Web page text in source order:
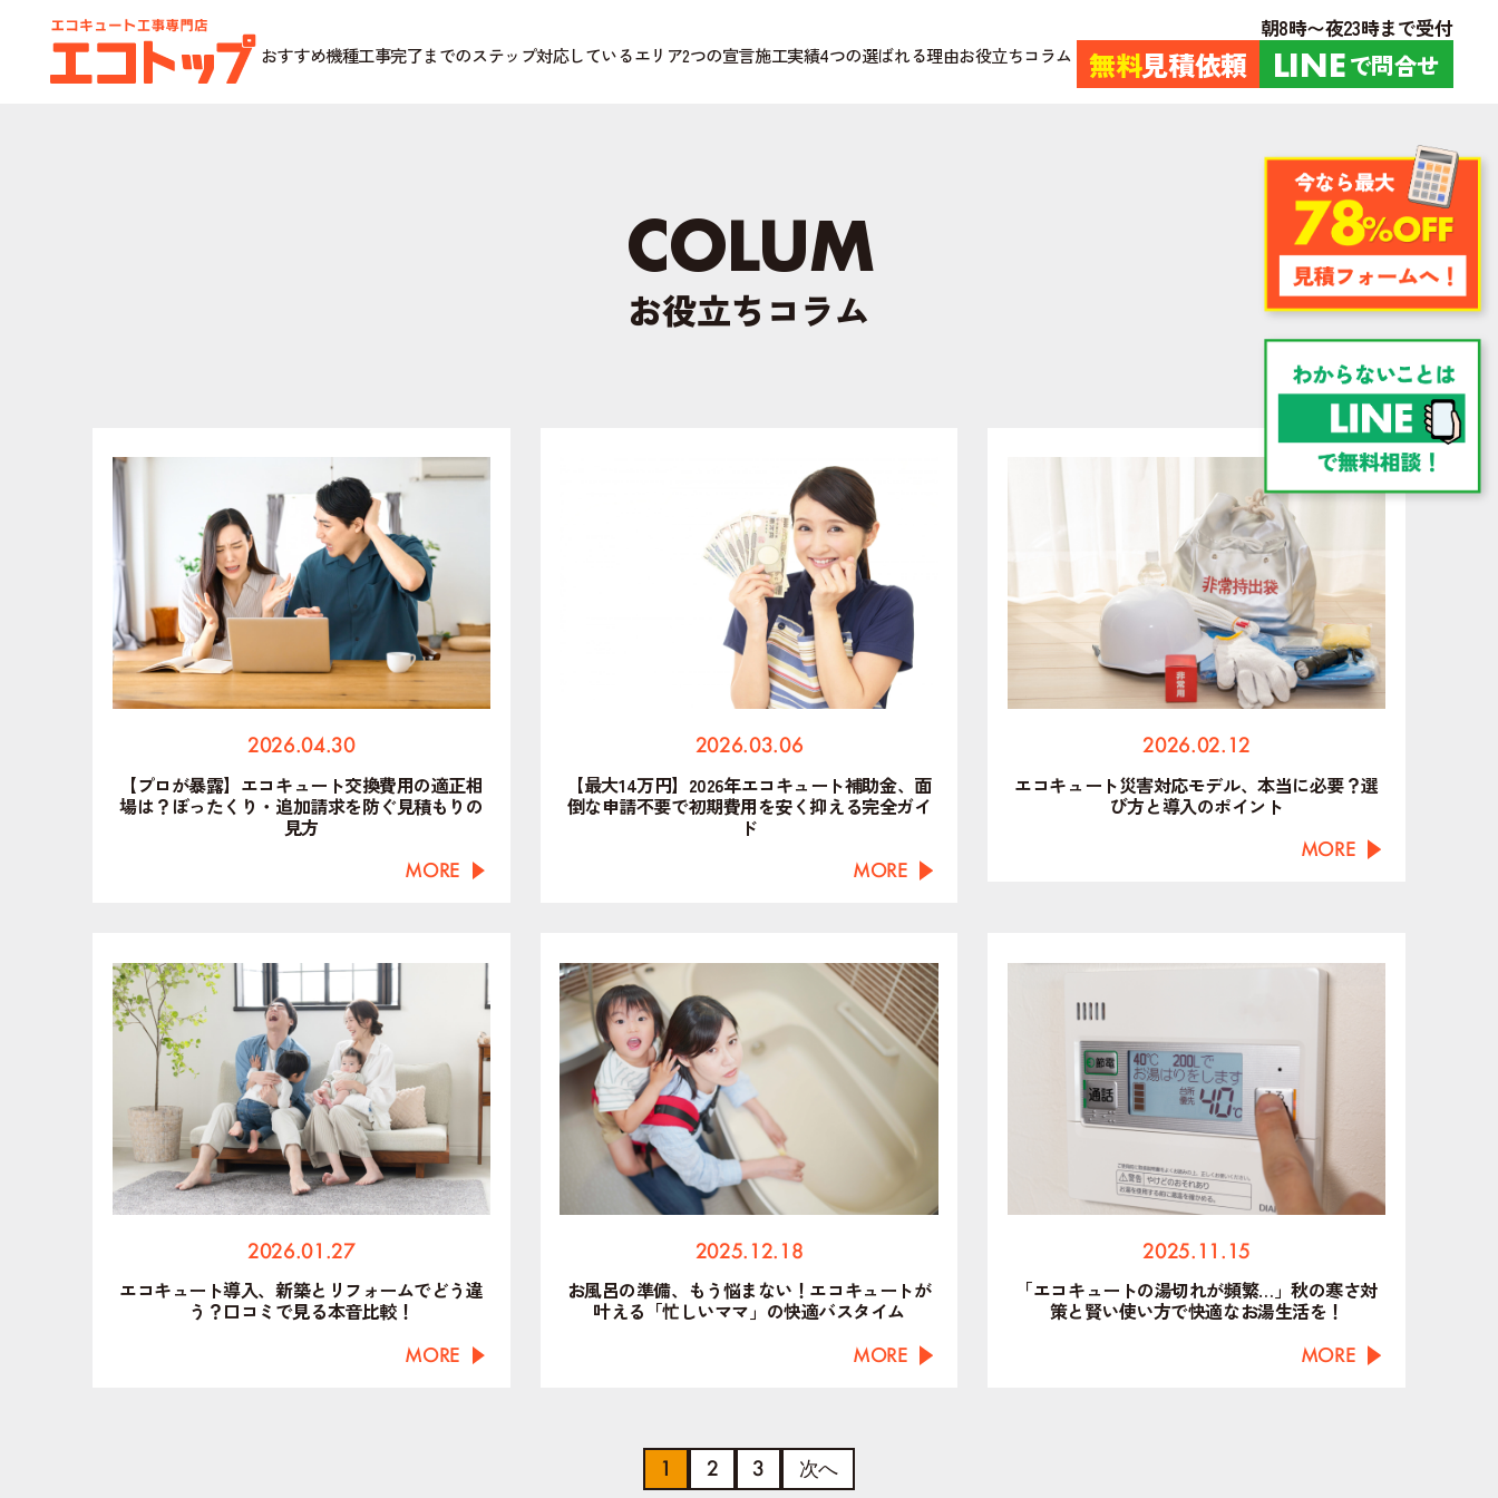
おすすめ機種工事完了までのステップ対応しているエリア2つの宣言施工実績4つの選ばれる理由お役立ちコラム 無料見積依頼
朝8時〜夜23時まで受付
LINEで問合せ
COLUM
お役立ちコラム
2026.04.30
【プロが暴露】エコキュート交換費用の適正相
場は？ぼったくり・追加請求を防ぐ見積もりの
見方
MORE
2026.03.06
【最大14万円】2026年エコキュート補助金、面
倒な申請不要で初期費用を安く抑える完全ガイ
ド
MORE
2026.02.12
エコキュート災害対応モデル、本当に必要？選
び方と導入のポイント
MORE
2026.01.27
エコキュート導入、新築とリフォームでどう違
う？口コミで見る本音比較！
MORE
2025.12.18
お風呂の準備、もう悩まない！エコキュートが
叶える「忙しいママ」の快適バスタイム
MORE
2025.11.15
「エコキュートの湯切れが頻繁…」秋の寒さ対
策と賢い使い方で快適なお湯生活を！
MORE
1 2 3 次へ